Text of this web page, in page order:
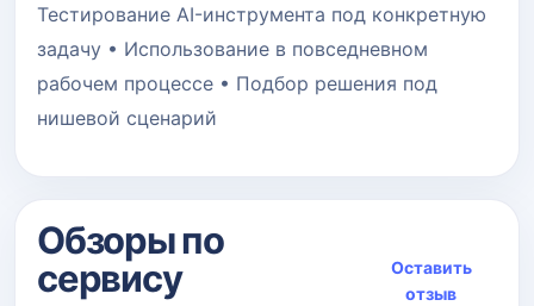
Тестирование AI-инструмента под конкретную
задачу • Использование в повседневном
рабочем процессе • Подбор решения под
нишевой сценарий
Обзоры по
сервису
Оставить
отзыв